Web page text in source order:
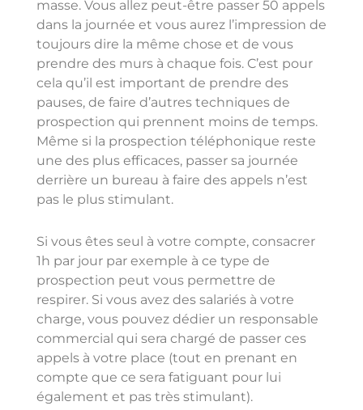
masse. Vous allez peut-être passer 50 appels
dans la journée et vous aurez l’impression de
toujours dire la même chose et de vous
prendre des murs à chaque fois. C’est pour
cela qu’il est important de prendre des
pauses, de faire d’autres techniques de
prospection qui prennent moins de temps.
Même si la prospection téléphonique reste
une des plus efficaces, passer sa journée
derrière un bureau à faire des appels n’est
pas le plus stimulant.
Si vous êtes seul à votre compte, consacrer
1h par jour par exemple à ce type de
prospection peut vous permettre de
respirer. Si vous avez des salariés à votre
charge, vous pouvez dédier un responsable
commercial qui sera chargé de passer ces
appels à votre place (tout en prenant en
compte que ce sera fatiguant pour lui
également et pas très stimulant).